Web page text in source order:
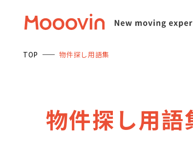
TOP 物件探し用語集
物件探 し用語